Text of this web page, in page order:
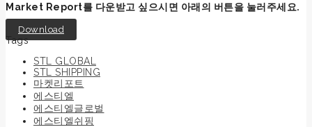
Market Report를 다운받고 싶으시면 아래의 버튼을 눌러주세요.
Download
Tags
STL GLOBAL
STL SHIPPING
마켓리포트
에스티엘
에스티엘글로벌
에스티엘쉬핑